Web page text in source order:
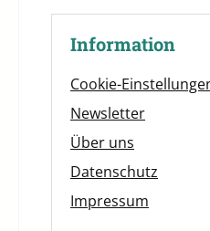
Information
Cookie-
Newsletter
Über uns
Datenschutz
Impressum